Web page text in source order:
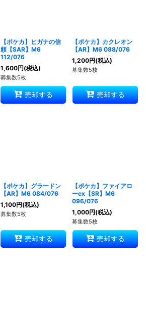
【ポケカ】ヒガナの信
頼【SAR】M6
112/076
1,600円(税込)
募集数5枚
売却する
【ポケカ】カクレオン
【AR】M6 088/076
1,200円(税込)
募集数5枚
売却する
【ポケカ】グラードン
【AR】M6 084/076
1,100円(税込)
募集数5枚
売却する
【ポケカ】ファイアロ
ーex【SR】M6
096/076
1,000円(税込)
募集数5枚
売却する